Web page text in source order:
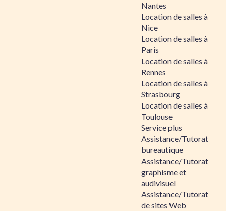
Nantes
Location de salles à
Nice
Location de salles à
Paris
Location de salles à
Rennes
Location de salles à
Strasbourg
Location de salles à
Toulouse
Service plus
Assistance/Tutorat
bureautique
Assistance/Tutorat
graphisme et
audivisuel
Assistance/Tutorat
de sites Web